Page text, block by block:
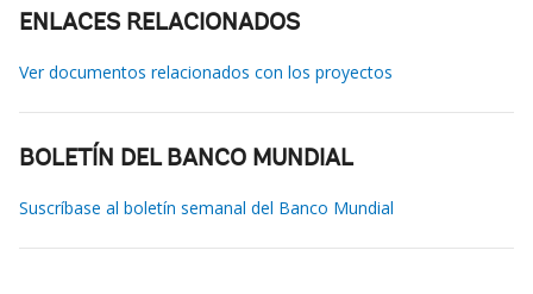
ENLACES RELACIONADOS
Ver documentos relacionados con los proyectos
BOLETÍN DEL BANCO MUNDIAL
Suscríbase al boletín semanal del Banco Mundial